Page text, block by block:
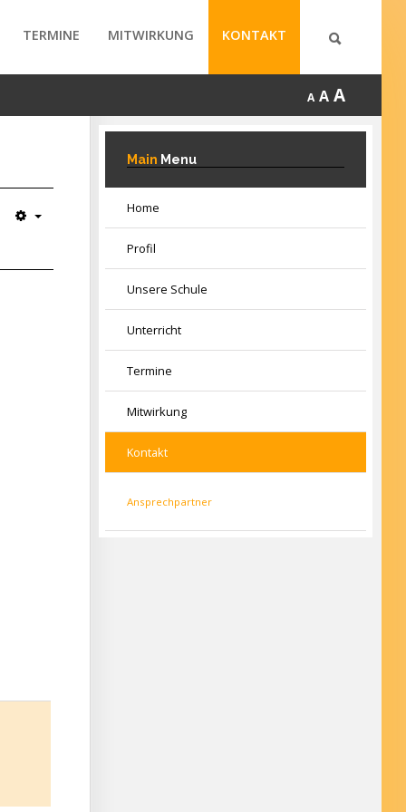
TERMINE MITWIRKUNG KONTAKT
A A A
Main Menu
Home
Profil
Unsere Schule
Unterricht
Termine
Mitwirkung
Kontakt
Ansprechpartner